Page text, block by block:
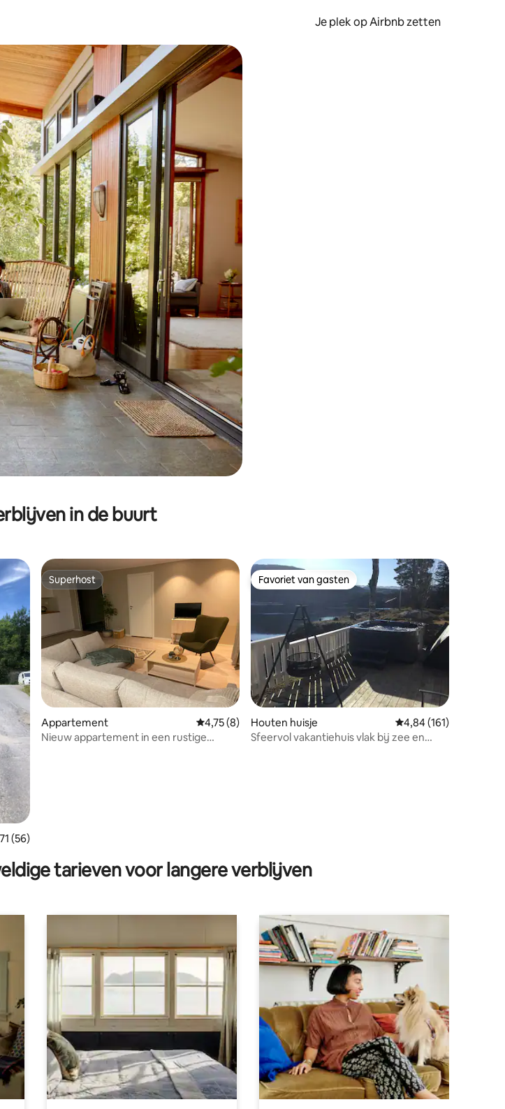
Je plek op Airbnb zetten
omhoog en omlaag, óf door te tikken of swipen.
in de buurt
beoordeling van 4,71 op 5, 56 recensies
(56)
Superhost
Superhost
Appartement Gemiddelde beoordeling van 4,75 op 5, 8 recensies
4,75 (8)
Nieuw appartement in een rustige
Favoriet van gasten
Favoriet van gasten
Houten huisje Gemiddelde
4,84 (161)
Sfeervol vakantiehuis vlak bij zee en
tarieven voor langere verblijven